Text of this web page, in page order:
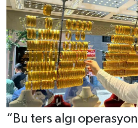
“Bu ters algı